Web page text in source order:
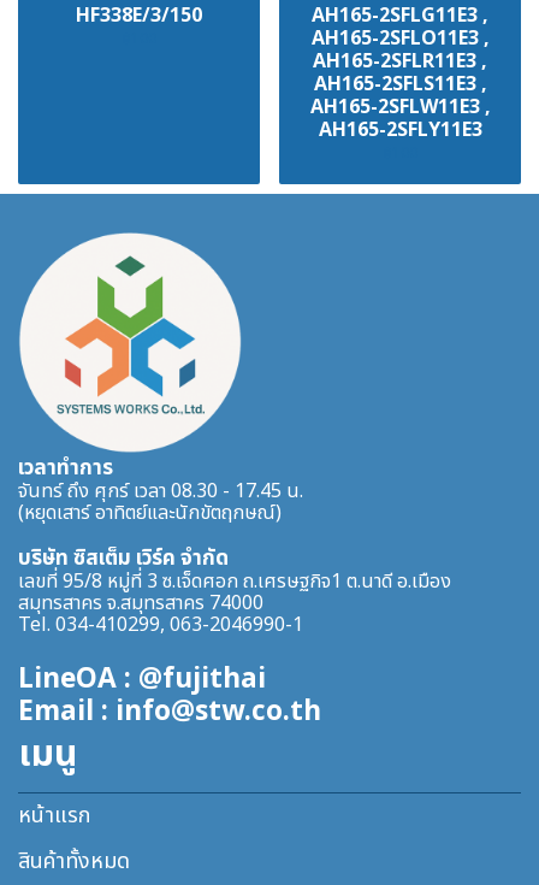
HF338E/3/150 AH165-2SFLG11E3 ,
AH165-2SFLO11E3 ,
AH165-2SFLR11E3 ,
AH165-2SFLS11E3 ,
AH165-2SFLW11E3 ,
AH165-2SFLY11E3
เวลาทำการ
จันทร์ ถึง ศุกร์ เวลา 08.30 - 17.45 น.
(หยุดเสาร์ อาทิตย์และนักขัตฤกษณ์)
บริษัท ซิสเต็ม เวิร์ค จำกัด
เลขที่ 95/8 หมู่ที่ 3 ซ.เจ็ดศอก ถ.เศรษฐกิจ1 ต.นาดี อ.เมือง
สมุทรสาคร จ.สมุทรสาคร 74000
Tel. 034-410299, 063-2046990-1
LineOA : @fujithai
Email : info@stw.co.th
เมนู
หน้าแรก
สินค้าทั้งหมด